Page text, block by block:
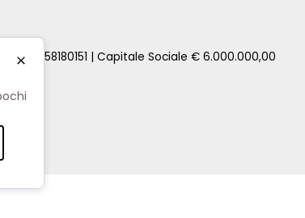
C.F. 00858180151 | Capitale Sociale € 6.000.000,00
Chiudi
una valutazione della tua auto senza impegno